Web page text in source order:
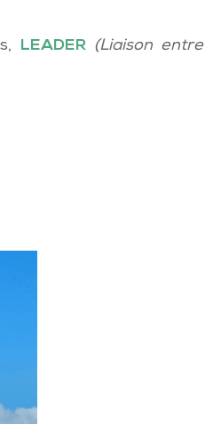
LEADER (Liaison entre